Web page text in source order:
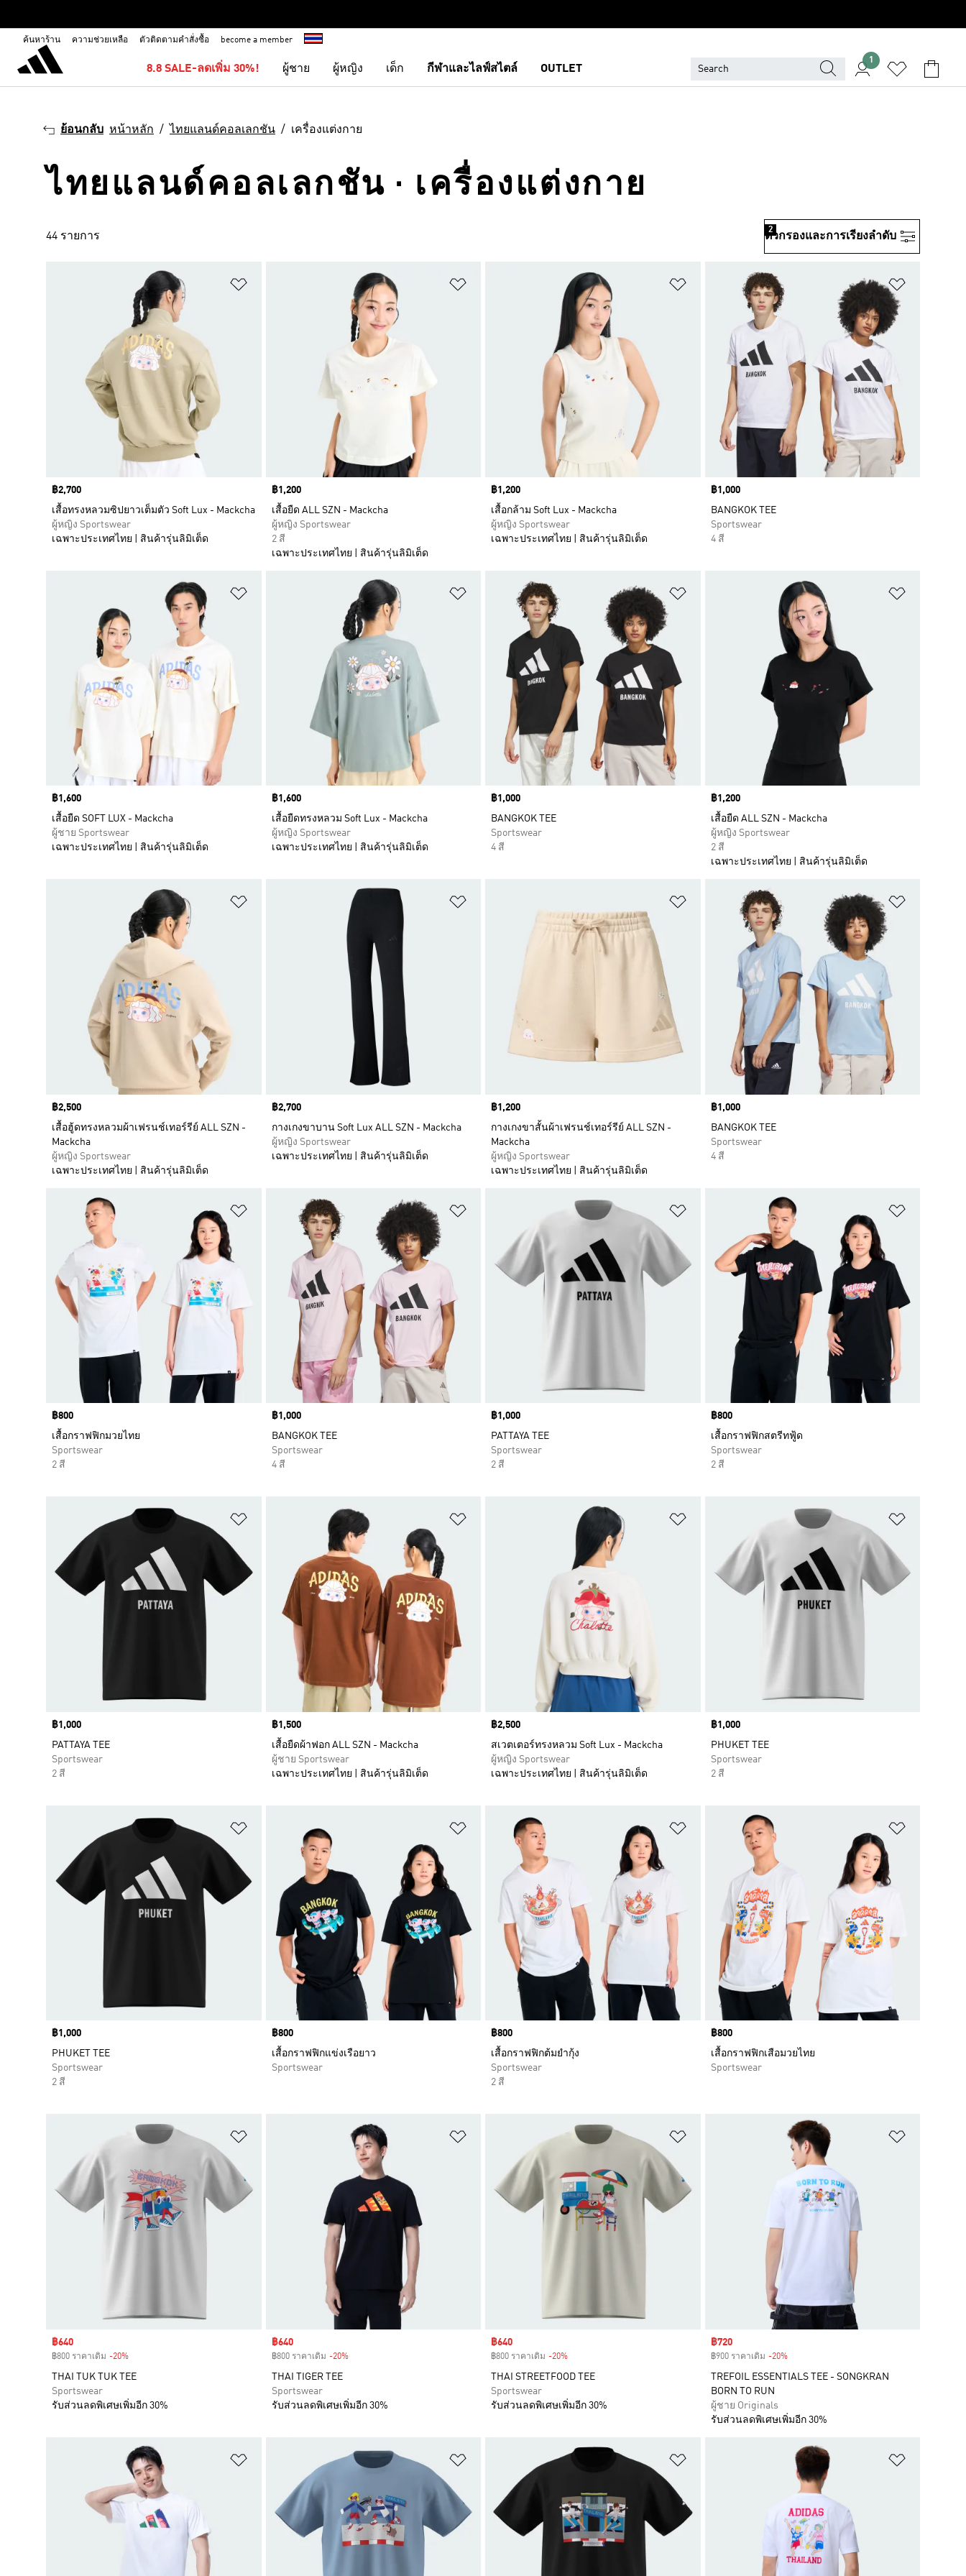
ค้นหาร้าน ความช่วยเหลือ ตัวติดตามคำสั่งซื้อ become a member
8.8 SALE-ลดเพิ่ม 30%! ผู้ชาย ผู้หญิง เด็ก กีฬาและไลฟ์สไตล์ OUTLET
1
ย้อนกลับ หน้าหลัก ไทยแลนด์คอลเลกชัน เครื่องแต่งกาย
ไทยแลนด์คอลเลกชัน · เครื่องแต่งกาย
44 รายการ ตัวกรองและการเรียงลําดับ
2
เพิ่มไปยังรายการสินค้าโปรด
Price
฿2,700
เสื้อทรงหลวมซิปยาวเต็มตัว Soft Lux - Mackcha
ผู้หญิง Sportswear
เฉพาะประเทศไทย | สินค้ารุ่นลิมิเต็ด
เพิ่มไปยังรายการสินค้าโปรด
Price
฿1,200
เสื้อยืด ALL SZN - Mackcha
ผู้หญิง Sportswear
2 สี
เฉพาะประเทศไทย | สินค้ารุ่นลิมิเต็ด
เพิ่มไปยังรายการสินค้าโปรด
Price
฿1,200
เสื้อกล้าม Soft Lux - Mackcha
ผู้หญิง Sportswear
เฉพาะประเทศไทย | สินค้ารุ่นลิมิเต็ด
Price
฿1,000
BANGKOK TEE
Sportswear
4 สี
เพิ่มไปยังรายการสินค้าโปรด
Price
฿1,600
เสื้อยืด SOFT LUX - Mackcha
ผู้ชาย Sportswear
เฉพาะประเทศไทย | สินค้ารุ่นลิมิเต็ด
เพิ่มไปยังรายการสินค้าโปรด
Price
฿1,600
เสื้อยืดทรงหลวม Soft Lux - Mackcha
ผู้หญิง Sportswear
เฉพาะประเทศไทย | สินค้ารุ่นลิมิเต็ด
เพิ่มไปยังรายการสินค้าโปรด
Price
฿1,000
BANGKOK TEE
Sportswear
4 สี
Price
฿1,200
เสื้อยืด ALL SZN - Mackcha
ผู้หญิง Sportswear
2 สี
เฉพาะประเทศไทย | สินค้ารุ่นลิมิเต็ด
เพิ่มไปยังรายการสินค้าโปรด
Price
฿2,500
เสื้อฮู้ดทรงหลวมผ้าเฟรนช์เทอร์รีย์ ALL SZN -
Mackcha
ผู้หญิง Sportswear
เฉพาะประเทศไทย | สินค้ารุ่นลิมิเต็ด
Price
฿2,700
กางเกงขาบาน Soft Lux ALL SZN - Mackcha
ผู้หญิง Sportswear
เฉพาะประเทศไทย | สินค้ารุ่นลิมิเต็ด
เพิ่มไปยังรายการสินค้าโปรด
Price
฿1,200
กางเกงขาสั้นผ้าเฟรนช์เทอร์รีย์ ALL SZN -
Mackcha
ผู้หญิง Sportswear
เฉพาะประเทศไทย | สินค้ารุ่นลิมิเต็ด
Price
฿1,000
BANGKOK TEE
Sportswear
4 สี
เพิ่มไปยังรายการสินค้าโปรด
Price
฿800
เสื้อกราฟฟิกมวยไทย
Sportswear
2 สี
เพิ่มไปยังรายการสินค้าโปรด
Price
฿1,000
BANGKOK TEE
Sportswear
4 สี
เพิ่มไปยังรายการสินค้าโปรด
Price
฿1,000
PATTAYA TEE
Sportswear
2 สี
Price
฿800
เสื้อกราฟฟิกสตรีทฟู้ด
Sportswear
2 สี
เพิ่มไปยังรายการสินค้าโปรด
Price
฿1,000
PATTAYA TEE
Sportswear
2 สี
เพิ่มไปยังรายการสินค้าโปรด
Price
฿1,500
เสื้อยืดผ้าฟอก ALL SZN - Mackcha
ผู้ชาย Sportswear
เฉพาะประเทศไทย | สินค้ารุ่นลิมิเต็ด
เพิ่มไปยังรายการสินค้าโปรด
Price
฿2,500
สเวตเตอร์ทรงหลวม Soft Lux - Mackcha
ผู้หญิง Sportswear
เฉพาะประเทศไทย | สินค้ารุ่นลิมิเต็ด
Price
฿1,000
PHUKET TEE
Sportswear
2 สี
Price
฿1,000
PHUKET TEE
Sportswear
2 สี
เพิ่มไปยังรายการสินค้าโปรด
Price
฿800
เสื้อกราฟฟิกแข่งเรือยาว
Sportswear
เพิ่มไปยังรายการสินค้าโปรด
Price
฿800
เสื้อกราฟฟิกต้มยำกุ้ง
Sportswear
2 สี
Price
฿800
เสื้อกราฟฟิกเสือมวยไทย
Sportswear
เพิ่มไปยังรายการสินค้าโปรด
Sale price
฿640
฿800 ราคาเดิม -20%
THAI TUK TUK TEE
Sportswear
รับส่วนลดพิเศษเพิ่มอีก 30%
เพิ่มไปยังรายการสินค้าโปรด
Sale price
฿640
฿800 ราคาเดิม -20%Discount
THAI TIGER TEE
Sportswear
รับส่วนลดพิเศษเพิ่มอีก 30%
เพิ่มไปยังรายการสินค้าโปรด
Sale price
฿640
฿800 ราคาเดิม -20%
THAI STREETFOOD TEE
Sportswear
รับส่วนลดพิเศษเพิ่มอีก 30%
Sale price
฿720
฿900 ราคาเดิม -20%Discount
TREFOIL ESSENTIALS TEE - SONGKRAN
BORN TO RUN
ผู้ชาย Originals
รับส่วนลดพิเศษเพิ่มอีก 30%
เพิ่มไปยังรายการสินค้าโปรด เพิ่มไปยังรายการสินค้าโปรด เพิ่มไปยังรายการสินค้าโปรด